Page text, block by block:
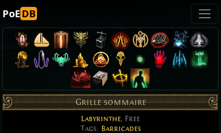
PoEDB
Grille sommaire
Labyrinthe, Free
Tags: Barricades